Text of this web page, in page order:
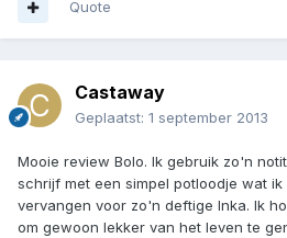
Quote
Castaway
Geplaatst: 1 september 2013
Mooie review Bolo. Ik gebruik zo'n
schrijf met een simpel potloodje wat
vervangen voor zo'n deftige Inka. Ik
om gewoon lekker van het leven te